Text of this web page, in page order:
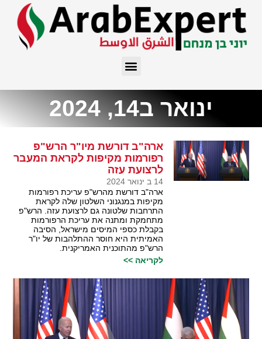
ינואר ב14, 2024
ארה"ב דורשת מיו"ר הרש"פ
רפורמות מקיפות לקראת המעבר
לרצועת עזה
14 ב ינואר 2024
ארה"ב דורשת מהרש"פ עריכת רפורמות
מקיפות במנגנוני השלטון שלה לקראת
התרחבות שלטונה גם לרצועת עזה. הרש"פ
מתחמקת ומתנה את עריכת הרפורמות
בקבלת כספי המיסים מישראל, הסיבה
האמיתית היא חוסר ההתלהבות של יו"ר
הרש"פ מהתוכנית האמריקנית.
לקריאה >>